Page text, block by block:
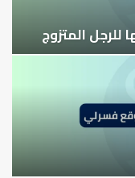
للرجل المتزوج